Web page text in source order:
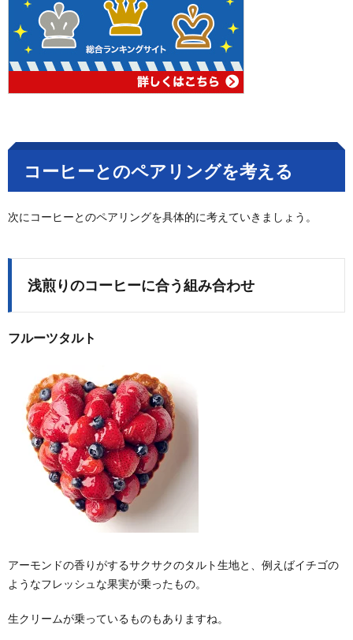
コーヒーとのペアリングを考える
次にコーヒーとのペアリングを具体的に考えていきましょう。
浅煎りのコーヒーに合う組み合わせ
フルーツタルト
アーモンドの香りがするサクサクのタルト生地と、例えばイチゴの
ようなフレッシュな果実が乗ったもの。
生クリームが乗っているものもありますね。